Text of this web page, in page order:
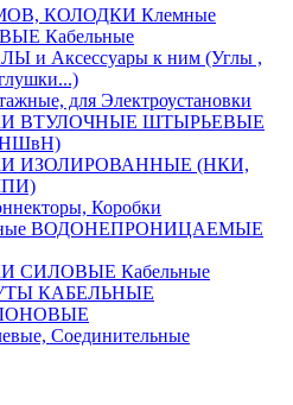
КОЛОДКИ Клемные
Кабельные
и Аксессуары к ним (Углы ,
для Электроустановки
ВТУЛОЧНЫЕ ШТЫРЬЕВЫЕ
ИЗОЛИРОВАННЫЕ (НКИ,
Коробки
ВОДОНЕПРОНИЦАЕМЫЕ
СИЛОВЫЕ Кабельные
КАБЕЛЬНЫЕ
Соединительные